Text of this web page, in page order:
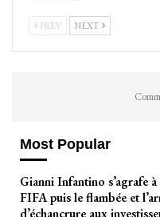
PREV NEXT
Most Popular
Gianni Infantino s’agrafe
FIFA puis le flambée et
d’échancrure aux